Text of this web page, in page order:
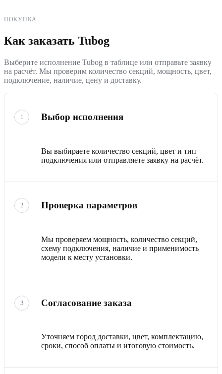
ПОКУПКА
Как заказать Tubog
Выберите исполнение Tubog в таблице или отправьте заявку
на расчёт. Мы проверим количество секций, мощность, цвет,
подключение, наличие, цену и доставку.
1 Выбор исполнения
Вы выбираете количество секций, цвет и тип
подключения или отправляете заявку на расчёт.
2 Проверка параметров
Мы проверяем мощность, количество секций,
схему подключения, наличие и применимость
модели к месту установки.
3 Согласование заказа
Уточняем город доставки, цвет, комплектацию,
сроки, способ оплаты и итоговую стоимость.